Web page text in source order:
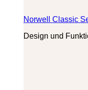
Norwell Classic
Design und